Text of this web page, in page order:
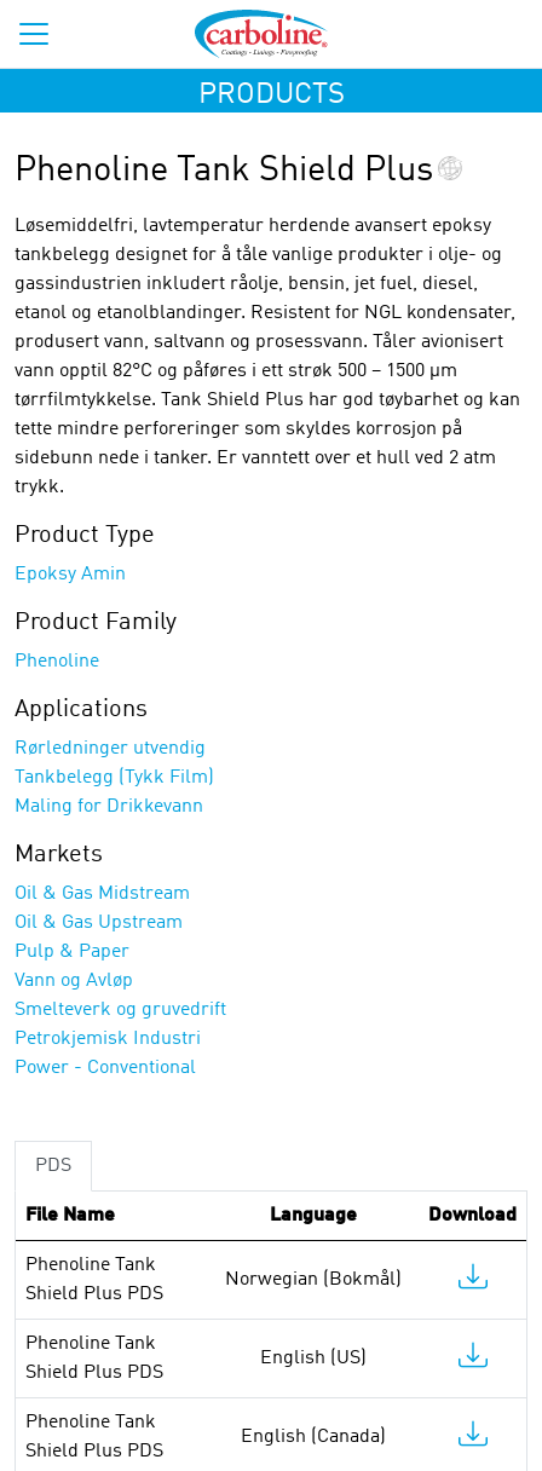
PRODUCTS
Phenoline Tank Shield Plus
Løsemiddelfri, lavtemperatur herdende avansert epoksy
tankbelegg designet for å tåle vanlige produkter i olje- og
gassindustrien inkludert råolje, bensin, jet fuel, diesel,
etanol og etanolblandinger. Resistent for NGL kondensater,
produsert vann, saltvann og prosessvann. Tåler avionisert
vann opptil 82°C og påføres i ett strøk 500 – 1500 µm
tørrfilmtykkelse. Tank Shield Plus har god tøybarhet og kan
tette mindre perforeringer som skyldes korrosjon på
sidebunn nede i tanker. Er vanntett over et hull ved 2 atm
trykk.
Product Type
Epoksy Amin
Product Family
Phenoline
Applications
Rørledninger utvendig
Tankbelegg (Tykk Film)
Maling for Drikkevann
Markets
Oil & Gas Midstream
Oil & Gas Upstream
Pulp & Paper
Vann og Avløp
Smelteverk og gruvedrift
Petrokjemisk Industri
Power - Conventional
PDS
File Name Language Download
Phenoline Tank
Shield Plus PDS
Norwegian (Bokmål)
Phenoline Tank
Shield Plus PDS
English (US)
Phenoline Tank
Shield Plus PDS
English (Canada)